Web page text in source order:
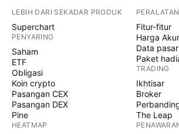
LEBIH DARI SEKADAR PRODUK
Superchart
PENYARING
Saham
ETF
Obligasi
Koin crypto
Pasangan CEX
Pasangan DEX
Pine
HEATMAP
Fitur-fitur
Harga
Data pasar
Paket
TRADING
Ikhtisar
Broker
The Leap